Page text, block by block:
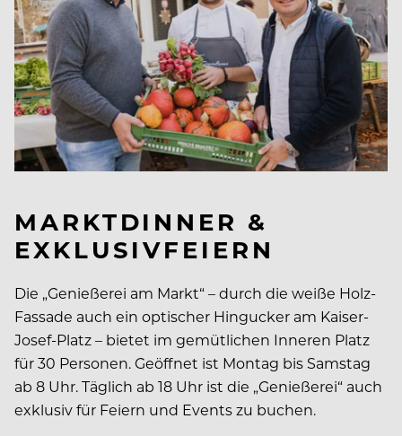
MARKTDINNER &
EXKLUSIVFEIERN
Die „Genießerei am Markt“ – durch die weiße Holz-
Fassade auch ein optischer Hingucker am Kaiser-
Josef-Platz – bietet im gemütlichen Inneren Platz
für 30 Personen. Geöffnet ist Montag bis Samstag
ab 8 Uhr. Täglich ab 18 Uhr ist die „Genießerei“ auch
exklusiv für Feiern und Events zu buchen.